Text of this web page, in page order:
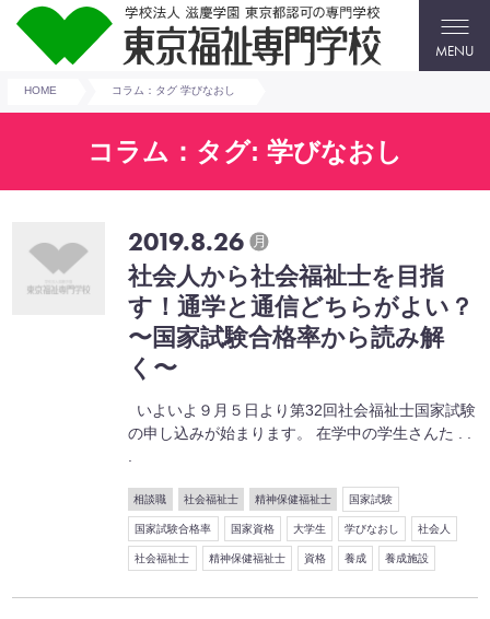
MENU
HOME コラム：タグ 学びなおし
コラム：タグ: 学びなおし
2019.8.26 月
社会人から社会福祉士を目指
す！通学と通信どちらがよい？
〜国家試験合格率から読み解
く〜
いよいよ９月５日より第32回社会福祉士国家試験
の申し込みが始まります。 在学中の学生さんた . .
.
相談職 社会福祉士 精神保健福祉士 国家試験
国家試験合格率 国家資格 大学生 学びなおし 社会人
社会福祉士 精神保健福祉士 資格 養成 養成施設